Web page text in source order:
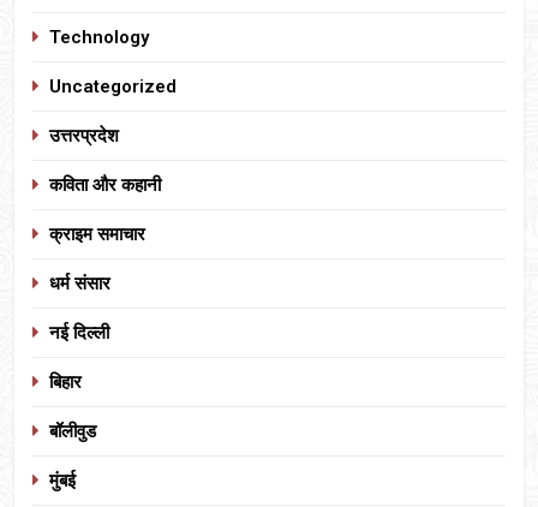
Technology
Uncategorized
उत्तरप्रदेश
कविता और कहानी
क्राइम समाचार
धर्म संसार
नई दिल्ली
बिहार
बॉलीवुड
मुंबई